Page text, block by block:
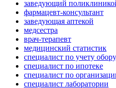
заведующий
фармацевт-консультант
заведующая аптекой
медсестра
врач-терапевт
медицинский статистик
специалист по учету
специалист по ипотеке
специалист по
специалист лаборатории